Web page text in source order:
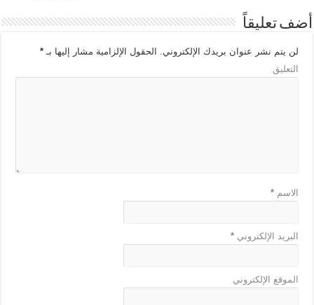
أضف تعليقاً
لن يتم نشر عنوان بريدك الإلكتروني. الحقول الإلزامية مشار إليها بـ*
التعليق
الاسم*
البريد الإلكتروني*
الموقع الإلكتروني